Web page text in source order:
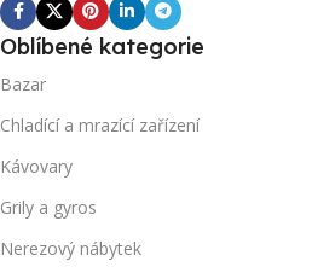
Oblíbené kategorie
Bazar
Chladící a mrazící zařízení
Kávovary
Grily a gyros
Nerezový nábytek